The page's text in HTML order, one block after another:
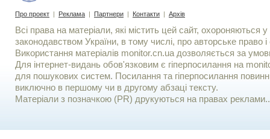
Про проект | Реклама | Партнери | Контакти | Архів
Всі права на матеріали, які містить цей сайт, охороняються у
законодавством України, в тому числі, про авторське право і
Використання матерiалiв monitor.cn.ua дозволяється за
Для iнтернет-видань обов'язковим є гiперпосилання на
для пошукових систем. Посилання та гіперпосилання
виключно в першому чи в другому абзаці тексту.
Матеріали з позначкою (PR) друкуються на правах реклами..